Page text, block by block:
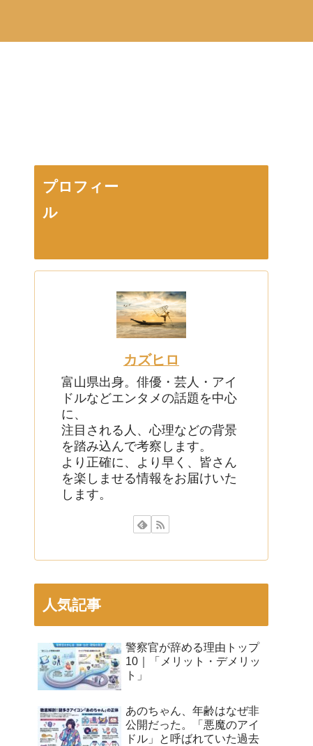
プロフィー
ル
カズヒロ
富山県出身。俳優・芸人・アイ
ドルなどエンタメの話題を中心
に、
注目される人、心理などの背景
を踏み込んで考察します。
より正確に、より早く、皆さん
を楽しませる情報をお届けいた
します。
人気記事
警察官が辞める理由トップ
10｜「メリット・デメリッ
ト」
あのちゃん、年齢はなぜ非
公開だった。「悪魔のアイ
ドル」と呼ばれていた過去